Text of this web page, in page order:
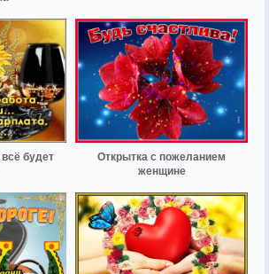
будет
Открытка с пожеланием
женщине